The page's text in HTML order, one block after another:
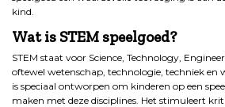
kind.
Wat is STEM speelgoed?
STEM staat voor Science, Technology,
oftewel wetenschap, technologie, techniek en
is speciaal ontworpen om kinderen op een
maken met deze disciplines. Het stimuleert